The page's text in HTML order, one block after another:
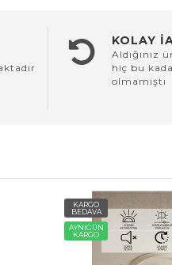
KOLAY
Aldığınız
hiç bu
olmamıştı
KARGO
BEDAVA
AYNIGÜN
KARGO